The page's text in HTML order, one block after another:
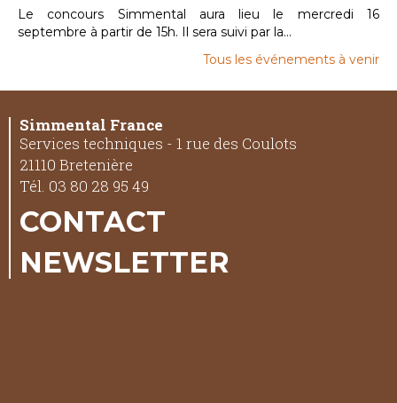
Le concours Simmental aura lieu le mercredi 16
septembre à partir de 15h. Il sera suivi par la...
Tous les événements à venir
Simmental France
Services techniques - 1 rue des Coulots
21110 Bretenière
Tél. 03 80 28 95 49
CONTACT
NEWSLETTER